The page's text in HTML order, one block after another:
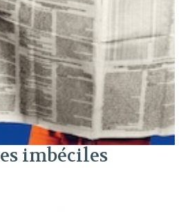
imbéciles